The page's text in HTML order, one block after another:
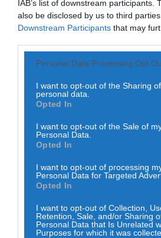
IAB’s list of downstream participants.
also be disclosed by us to third
Downstream Participants that may
Personal Data Processing Opt
I want to opt-out of the Sharing
personal data.
Opted In
I want to opt-out of the Sale of
Personal Data.
Opted In
I want to opt-out of processing
Personal Data for Targeted
Opted In
I want to opt-out of Collection,
Retention, Sale, and/or Sharing
Personal Data that Is Unrelated
Purposes for which it was
diversificado que celebra os
valorizando o brincar como pilar
integral e da construção de
Integrada na rede de Cidades
UNICEF, Seia aposta numa
educadores e profissionais da área
atividades centradas na brincadeira,
criatividade, na leitura e no
O ponto de partida é o Dia Mundial
maio, com o evento “O Mundo do
Municipal de Seia, que reunirá
dia recheado de jogos, música e
participação do “Prof. Idalécio”.